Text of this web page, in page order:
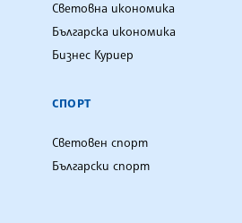
Световна икономика
Българска икономика
Бизнес Куриер
СПОРТ
Световен спорт
Български спорт